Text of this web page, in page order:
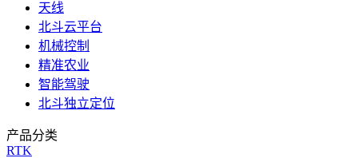
天线
北斗云平台
机械控制
精准农业
智能驾驶
北斗独立定位
产品分类
RTK